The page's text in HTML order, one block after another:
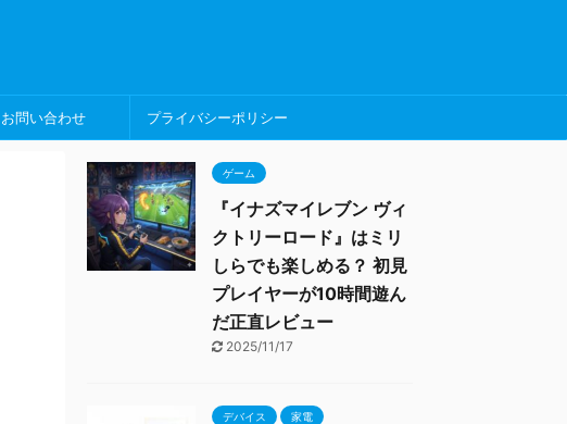
お問い合わせ プライバシーポリシー
ゲーム
『イナズマイレブン ヴィ
クトリーロード』はミリ
しらでも楽しめる？ 初見
プレイヤーが10時間遊ん
だ正直レビュー
2025/11/17
デバイス 家電